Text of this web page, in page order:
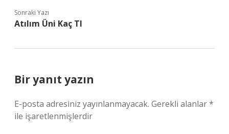
Sonraki Yazı
Atılım Üni Kaç Tl
Bir yanıt yazın
E-posta adresiniz yayınlanmayacak. Gerekli alanlar*
ile işaretlenmişlerdir